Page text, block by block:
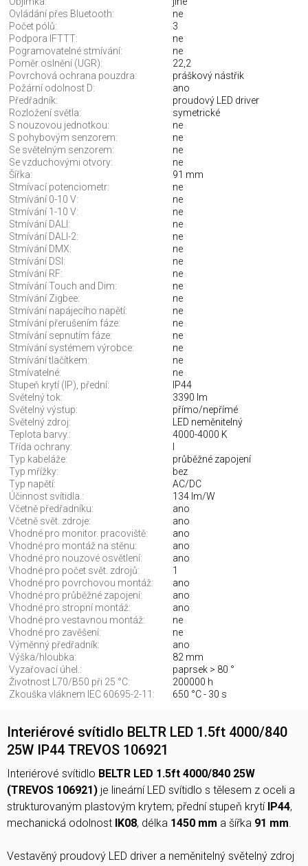
Ovládání přes Bluetooth:
ne
Počet pólů:
3
Podpora IFTTT:
ne
Pogramovatelné stmívání:
ne
Poměr oslnění (UGR):
22,2
Povrchová ochrana pouzdra:
práškový nástřik
Požární odolnost D:
ano
Předřadník:
proudový LED driver
Rozložení světla:
symetrické
S nouzovou jednotkou:
ne
S pohybovým senzorem:
ne
Se světelným senzorem:
ne
Se vzduchovými otvory:
ne
Šířka:
91 mm
Stmívací potenciometr:
ne
Stmívání 0-10 V:
ne
Stmívání 1-10 V:
ne
Stmívání DALI:
ne
Stmívání DALI-2:
ne
Stmívání DMX:
ne
Stmívání DSI:
ne
Stmívání RF:
ne
Stmívání Touch and Dim:
ne
Stmívání Zigbee:
ne
Stmívání napájecího napětí:
ne
Stmívání přerušením fáze:
ne
Stmívání sepnutím fáze:
ne
Stmívání systémem výrobce:
ne
Stmívání tlačítkem:
ne
Stmívatelné:
ne
Stupeň krytí (IP), přední:
IP44
Světelný tok:
3390 lm
Světelný výstup:
přímo/nepřímé
Světelný zdroj:
LED neměnitelný
Teplota barvy.:
4000-4000 K
Třída ochrany:
Typ kabeláže:
průběžné zapojení
Typ mřížky:
bez
Typ napětí:
AC/DC
Účinnost svítidla.:
134 lm/W
Včetně předřadníku:
ano
Včetně svět. zdroje:
ano
Vhodné pro monitor. pracoviště:
ano
Vhodné pro montáž na stěnu:
ano
Vhodné pro nouzové osvětlení:
ano
Vhodné pro počet svět. zdrojů:
1
Vhodné pro povrchovou montáž:
ano
Vhodné pro průběžné zapojení:
ano
Vhodné pro stropní montáž:
ano
Vhodné pro vestavnou montáž:
ne
Vhodné pro zavěšení:
ne
Výměnný předřadník:
ano
Výška/hloubka:
82 mm
Vyzařovací úhel.:
paprsek > 80 °
Životnost L70/B50 při 25 °C:
200000 h
Zkouška vláknem IEC 60695-2-11:
650 °C - 30 s
Interiérové svítidlo BELTR LED 1.5ft 4000/840
25W IP44 TREVOS 106921
Interiérové svítidlo BELTR LED 1.5ft 4000/840 25W
(TREVOS 106921) je lineární LED svítidlo s tělesem z oceli a
strukturovaným plastovým krytem; přední stupeň krytí IP44,
mechanická odolnost IK08, délka 1450 mm a šířka 91 mm.
Vestavěný proudový LED driver a neměnitelný světelný zdroj